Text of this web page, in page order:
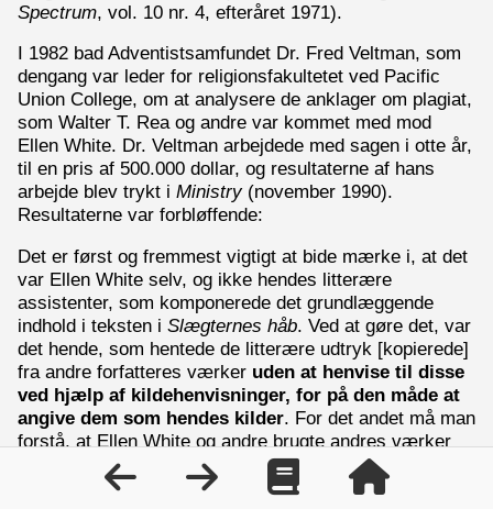
Spectrum, vol. 10 nr. 4, efteråret 1971).
I 1982 bad Adventistsamfundet Dr. Fred Veltman, som
dengang var leder for religionsfakultetet ved Pacific
Union College, om at analysere de anklager om plagiat,
som Walter T. Rea og andre var kommet med mod
Ellen White. Dr. Veltman arbejdede med sagen i otte år,
til en pris af 500.000 dollar, og resultaterne af hans
arbejde blev trykt i Ministry(november 1990).
Resultaterne var forbløffende:
Det er først og fremmest vigtigt at bide mærke i, at det
var Ellen White selv, og ikke hendes litterære
assistenter, som komponerede det grundlæggende
indhold i teksten i Slægternes håb. Ved at gøre det, var
det hende, som hentede de litterære udtryk [kopierede]
fra andre forfatteres værker uden at henvise til disse
ved hjælp af kildehenvisninger, for på den måde at
angive dem som hendes kilder. For det andet må man
forstå, at Ellen White og andre brugte andres værker
bevidst og med hensigt
. . . .underforstået eller med
indrømmede hverken Ellen White eller